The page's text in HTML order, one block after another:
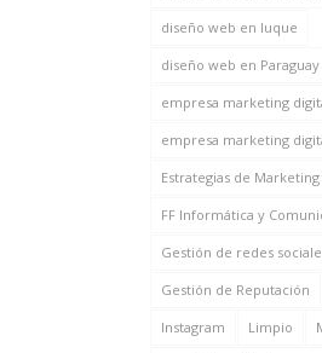
diseño web en luque
diseño web en Paraguay
empresa marketing
empresa marketing
Estrategias de Marketing
FF Informática y
Gestión de redes
Gestión de Reputación
Instagram Limpio